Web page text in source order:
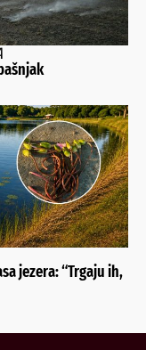
jezera: “Trgaju ih,